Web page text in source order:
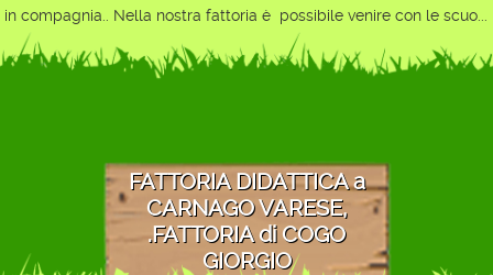
in compagnia.. Nella nostra fattoria è possibile venire con le scuo...
FATTORIA DIDATTICA a
CARNAGO VARESE,
.FATTORIA di COGO
GIORGIO